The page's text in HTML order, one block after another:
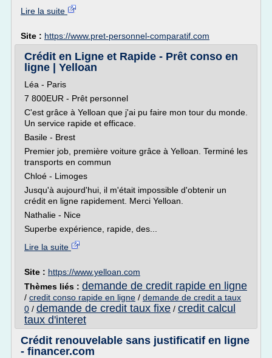
Lire la suite
Site : https://www.pret-personnel-comparatif.com
Crédit en Ligne et Rapide - Prêt conso en
ligne | Yelloan
Léa - Paris
7 800EUR - Prêt personnel
C'est grâce à Yelloan que j'ai pu faire mon tour du monde.
Un service rapide et efficace.
Basile - Brest
Premier job, première voiture grâce à Yelloan. Terminé les
transports en commun
Chloé - Limoges
Jusqu'à aujourd'hui, il m'était impossible d'obtenir un
crédit en ligne rapidement. Merci Yelloan.
Nathalie - Nice
Superbe expérience, rapide, des...
Lire la suite
Site : https://www.yelloan.com
Thèmes liés : demande de credit rapide en ligne
/ credit conso rapide en ligne / demande de credit a taux
0 / demande de credit taux fixe / credit calcul
taux d'interet
Crédit renouvelable sans justificatif en ligne
- financer.com